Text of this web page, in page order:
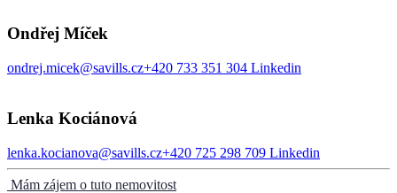
Ondřej Míček
ondrej.micek@savills.cz+420 733 351 304 Linkedin
Lenka Kociánová
lenka.kocianova@savills.cz+420 725 298 709 Linkedin
Mám zájem o tuto nemovitost